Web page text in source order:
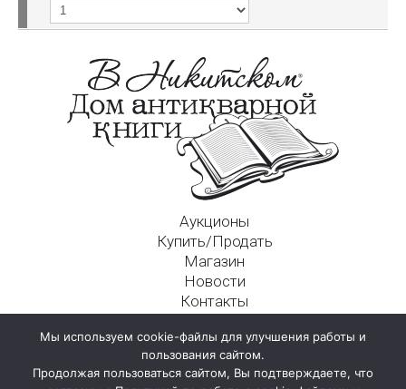
Аукционы
Купить/Продать
Магазин
Новости
Контакты
125009, г. Москва, Никитский пер., д. 4а, стр. 1
Мы используем cookie-файлы для улучшения работы и
пользования сайтом.
Продолжая пользоваться сайтом, Вы подтверждаете, что